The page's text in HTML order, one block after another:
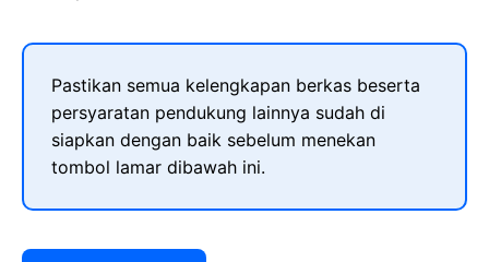
Pastikan semua kelengkapan berkas beserta
persyaratan pendukung lainnya sudah di
siapkan dengan baik sebelum menekan
tombol lamar dibawah ini.